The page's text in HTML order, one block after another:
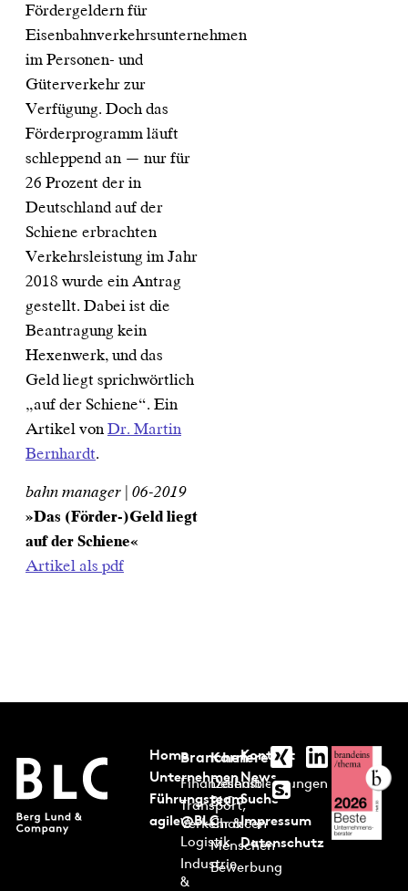
Fördergeldern für
Eisenbahnverkehrsunternehmen
im Personen- und
Güterverkehr zur
Verfügung. Doch das
Förderprogramm läuft
schleppend an — nur für
26 Prozent der in
Deutschland auf der
Schiene erbrachten
Verkehrsleistung im Jahr
2018 wurde ein Antrag
gestellt. Dabei ist die
Beantragung kein
Hexenwerk, und das
Geld liegt sprichwörtlich
„auf der Schiene“. Ein
Artikel vonDr. Martin
Bernhardt.
bahn manager | 06-2019
»Das (Förder-)Geld liegt
auf der Schiene«
Artikel als pdf
Home
Unternehmen
Führungsteam
agile@BLC
Branchen
Finanzdienstleistungen
Transport,
Verkehr &
Logistik
Industrie
&
Karriere
Deshalb
BLC
Chancen
Menschen
Bewerbung
Kontakt
News
Suche
Impressum
Datenschutz